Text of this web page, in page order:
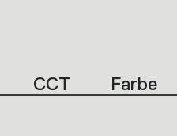
CCT Farbe